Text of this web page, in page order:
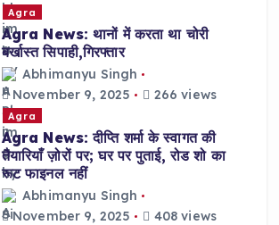
Agra
Agra News: थानों में करता था चोरी
बर्खास्त सिपाही,गिरफ्तार
Abhimanyu Singh
November 9, 2025
266 views
Agra
Agra News: दीप्ति शर्मा के स्वागत की
तैयारियाँ ज़ोरों पर; घर पर पुताई, रोड शो का
रूट फाइनल नहीं
Abhimanyu Singh
November 9, 2025
408 views